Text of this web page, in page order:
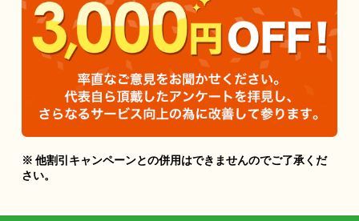
※ 他割引キャンペーンとの併用はできませんのでご了承くだ
さい。